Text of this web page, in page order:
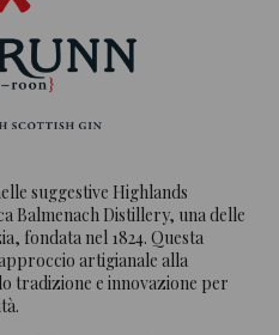
suggestive Highlands
Balmenach Distillery, una delle
fondata nel 1824. Questa
artigianale alla
tradizione e innovazione per